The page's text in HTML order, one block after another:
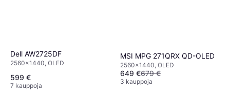
Dell AW2725DF
2560x1440, OLED
599 €
7 kauppoja
MSI MPG 271QRX QD-OLED
2560x1440, OLED
649 €679 €
3 kauppoja